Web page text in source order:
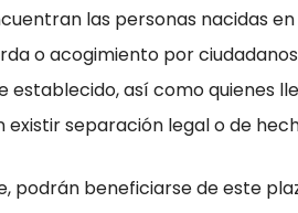
las personas nacidas
o acogimiento por
establecido, así como quienes
existir separación legal o de
podrán beneficiarse de este